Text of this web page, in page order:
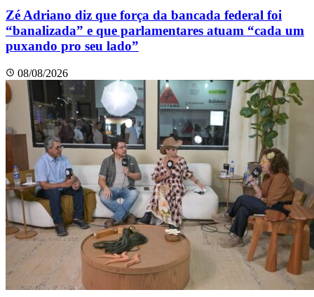
Zé Adriano diz que força da bancada federal foi
“banalizada” e que parlamentares atuam “cada um
puxando pro seu lado”
08/08/2026